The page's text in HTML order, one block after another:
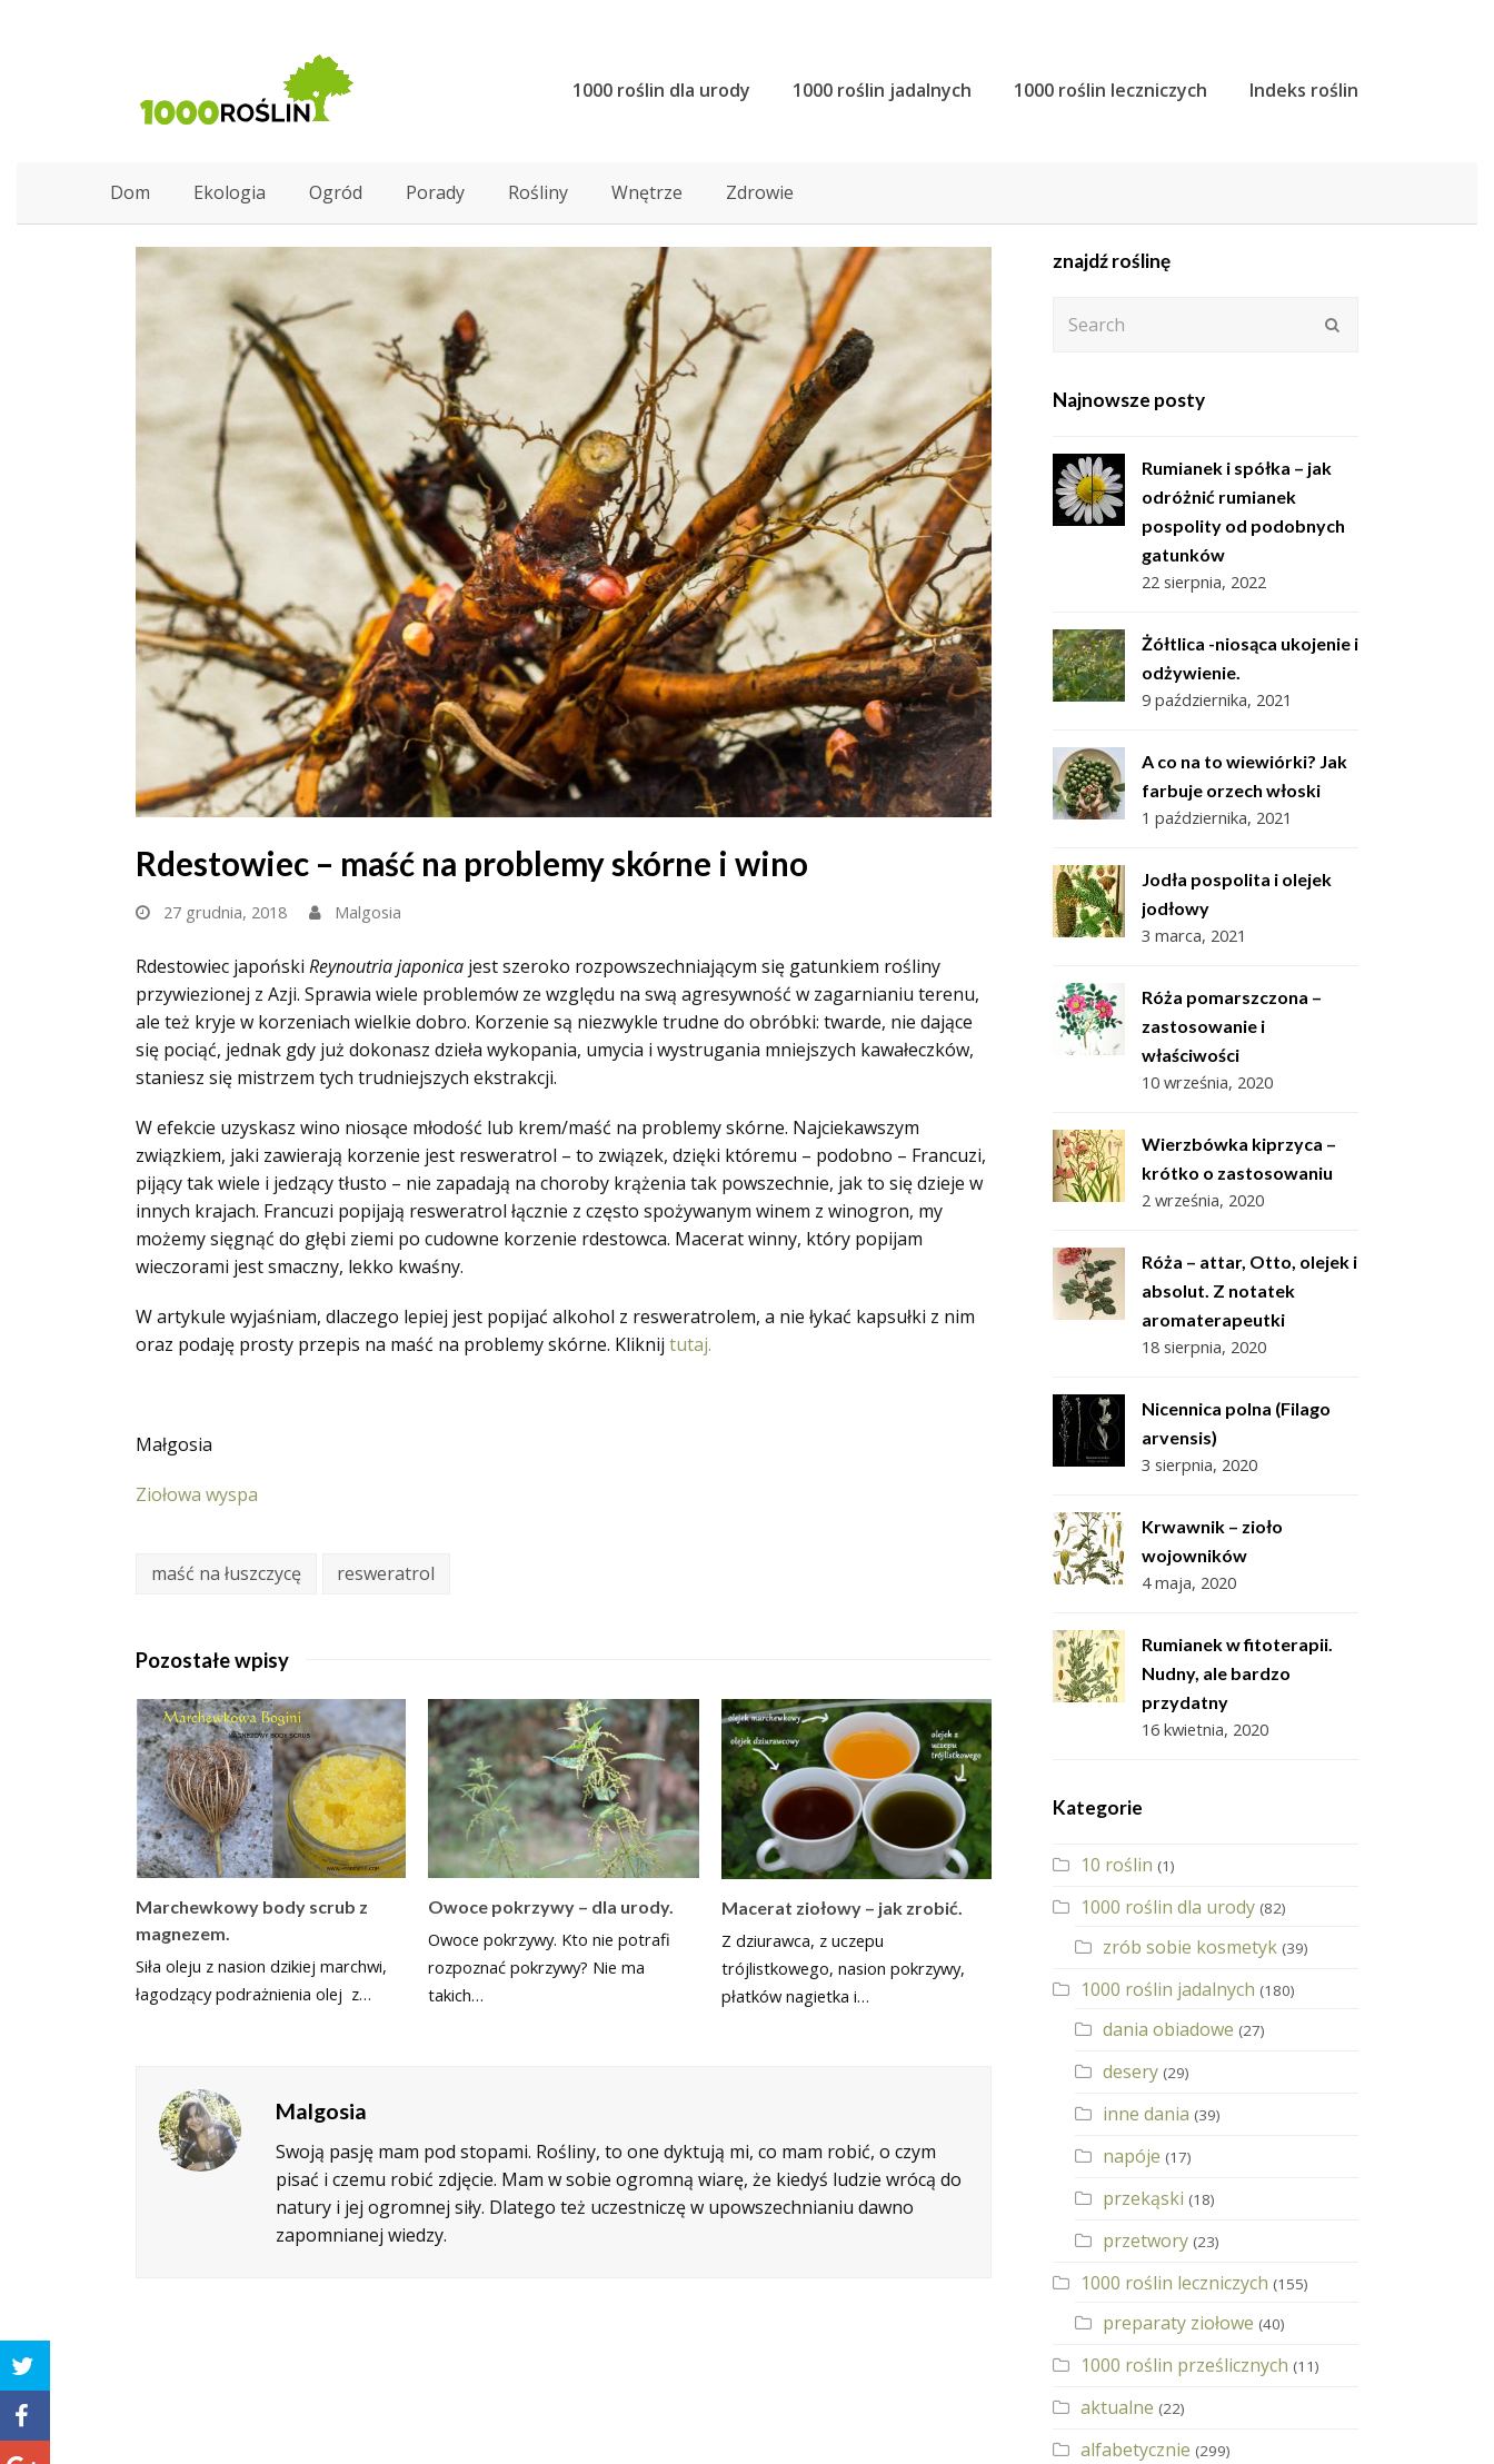
1000 roślin dla urody 1000 roślin jadalnych 1000 roślin leczniczych Indeks roślin
Dom Ekologia Ogród Porady Rośliny Wnętrze Zdrowie
Rdestowiec – maść na problemy skórne i wino
27 grudnia, 2018 Malgosia
Rdestowiec japoński Reynoutria japonica jest szeroko rozpowszechniającym się gatunkiem rośliny
przywiezionej z Azji. Sprawia wiele problemów ze względu na swą agresywność w zagarnianiu terenu,
ale też kryje w korzeniach wielkie dobro. Korzenie są niezwykle trudne do obróbki: twarde, nie dające
się pociąć, jednak gdy już dokonasz dzieła wykopania, umycia i wystrugania mniejszych kawałeczków,
staniesz się mistrzem tych trudniejszych ekstrakcji.
W efekcie uzyskasz wino niosące młodość lub krem/maść na problemy skórne. Najciekawszym
związkiem, jaki zawierają korzenie jest resweratrol – to związek, dzięki któremu – podobno – Francuzi,
pijący tak wiele i jedzący tłusto – nie zapadają na choroby krążenia tak powszechnie, jak to się dzieje w
innych krajach. Francuzi popijają resweratrol łącznie z często spożywanym winem z winogron, my
możemy sięgnąć do głębi ziemi po cudowne korzenie rdestowca. Macerat winny, który popijam
wieczorami jest smaczny, lekko kwaśny.
W artykule wyjaśniam, dlaczego lepiej jest popijać alkohol z resweratrolem, a nie łykać kapsułki z nim
oraz podaję prosty przepis na maść na problemy skórne. Kliknij tutaj.
Małgosia
Ziołowa wyspa
maść na łuszczycę resweratrol
Pozostałe wpisy
Marchewkowy body scrub z
magnezem.
Siła oleju z nasion dzikiej marchwi,
łagodzący podrażnienia olej z…
Owoce pokrzywy – dla urody.
Owoce pokrzywy. Kto nie potrafi
rozpoznać pokrzywy? Nie ma
takich…
Macerat ziołowy – jak zrobić.
Z dziurawca, z uczepu
trójlistkowego, nasion pokrzywy,
płatków nagietka i…
Malgosia
Swoją pasję mam pod stopami. Rośliny, to one dyktują mi, co mam robić, o czym
pisać i czemu robić zdjęcie. Mam w sobie ogromną wiarę, że kiedyś ludzie wrócą do
natury i jej ogromnej siły. Dlatego też uczestniczę w upowszechnianiu dawno
zapomnianej wiedzy.
znajdź roślinę
Najnowsze posty
Rumianek i spółka – jak
odróżnić rumianek
pospolity od podobnych
gatunków
22 sierpnia, 2022
Żółtlica -niosąca ukojenie i
odżywienie.
9 października, 2021
A co na to wiewiórki? Jak
farbuje orzech włoski
1 października, 2021
Jodła pospolita i olejek
jodłowy
3 marca, 2021
Róża pomarszczona –
zastosowanie i
właściwości
10 września, 2020
Wierzbówka kiprzyca –
krótko o zastosowaniu
2 września, 2020
Róża – attar, Otto, olejek i
absolut. Z notatek
aromaterapeutki
18 sierpnia, 2020
Nicennica polna (Filago
arvensis)
3 sierpnia, 2020
Krwawnik – zioło
wojowników
4 maja, 2020
Rumianek w fitoterapii.
Nudny, ale bardzo
przydatny
16 kwietnia, 2020
Kategorie
10 roślin (1)
1000 roślin dla urody (82)
zrób sobie kosmetyk (39)
1000 roślin jadalnych (180)
dania obiadowe (27)
desery (29)
inne dania (39)
napóje (17)
przekąski (18)
przetwory (23)
1000 roślin leczniczych (155)
preparaty ziołowe (40)
1000 roślin prześlicznych (11)
aktualne (22)
alfabetycznie (299)